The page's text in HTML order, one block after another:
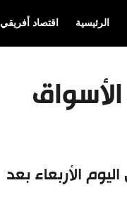
الرئيسية اقتصاد أفريقي
الأربعاء بعد